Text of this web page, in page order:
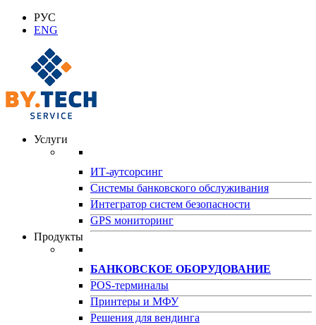
РУС
ENG
Услуги
ИТ-аутсорсинг
Системы банковского обслуживания
Интегратор систем безопасности
GPS мониторинг
Продукты
БАНКОВСКОЕ ОБОРУДОВАНИЕ
POS-терминалы
Принтеры и МФУ
Решения для вендинга